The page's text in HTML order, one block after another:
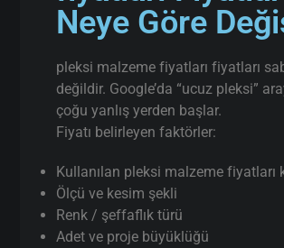
Neye Göre
pleksi malzeme fiyatları fiyatları
değildir. Google’da “ucuz pleksi”
çoğu yanlış yerden başlar.
Fiyatı belirleyen faktörler:
Kullanılan pleksi malzeme fiyatları
Ölçü ve kesim şekli
Renk / şeffaflık türü
Adet ve proje büyüklüğü